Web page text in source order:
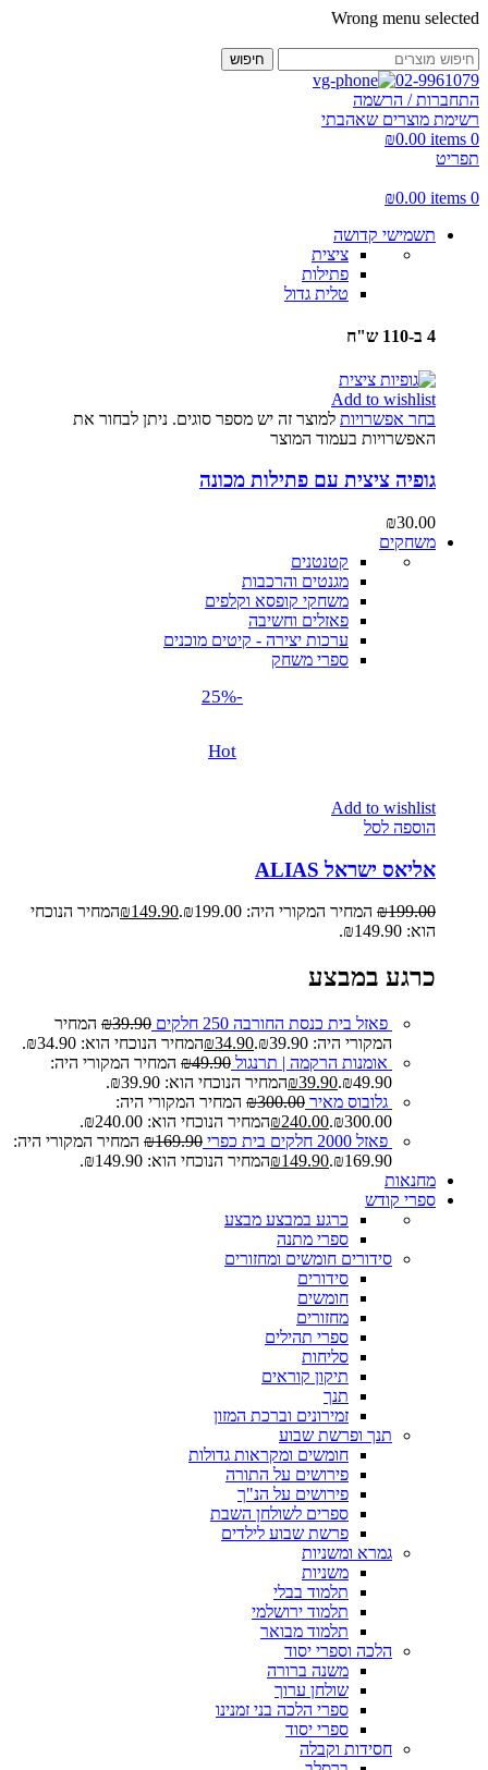
Wrong menu selected
חיפוש
02-9961079
התחברות / הרשמה
רשימת מוצרים שאהבתי
0
items
₪0.00
תפריט
0
items
₪0.00
תשמישי קדושה
ציצית
פתילות
טלית גדול
4 ב-110 ש"ח
Add to wishlist
בחר אפשרויות למוצר זה יש מספר סוגים. ניתן לבחור את
האפשרויות בעמוד המוצר
גופיה ציצית עם פתילות מכונה
₪30.00
משחקים
קטנטנים
מגנטים והרכבות
משחקי קופסא וקלפים
פאזלים וחשיבה
ערכות יצירה - קיטים מוכנים
ספרי משחק
-25%
Hot
Add to wishlist
הוספה לסל
אליאס ישראל ALIAS
₪199.00 המחיר המקורי היה: ₪199.00. ₪149.90
המחיר הנוכחי
הוא: ₪149.90.
כרגע במבצע
פאזל בית כנסת החורבה 250 חלקים ₪39.90
המחיר
המקורי היה: ₪39.90.
₪34.90
המחיר הנוכחי הוא: ₪34.90.
אומנות הרקמה | תרנגול
₪49.90
המחיר המקורי היה:
₪49.90.
₪39.90
המחיר הנוכחי הוא: ₪39.90.
גלובוס מאיר
₪300.00
המחיר המקורי היה:
₪300.00.
₪240.00
המחיר הנוכחי הוא: ₪240.00.
פאזל 2000 חלקים בית כפרי
₪169.90
המחיר המקורי היה:
₪169.90.
₪149.90
המחיר הנוכחי הוא: ₪149.90.
מחנאות
ספרי קודש
כרגע במבצע מבצע
ספרי מתנה
סידורים חומשים ומחזורים
סידורים
חומשים
מחזורים
ספרי תהילים
סליחות
תיקון קוראים
תנך
זמירונים וברכת המזון
תנך ופרשת שבוע
חומשים ומקראות גדולות
פירושים על התורה
פירושים על הנ"ך
ספרים לשולחן השבת
פרשת שבוע לילדים
גמרא ומשניות
משניות
תלמוד בבלי
תלמוד ירושלמי
תלמוד מבואר
הלכה וספרי יסוד
משנה ברורה
שולחן ערוך
ספרי הלכה בני זמנינו
ספרי יסוד
חסידות וקבלה